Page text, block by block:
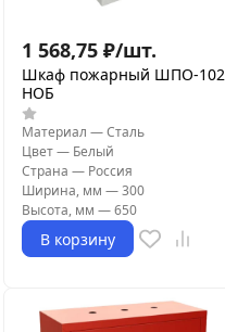
1 568,75 ₽/шт.
Шкаф пожарный ШПО-102
НОБ
Материал —Сталь
Цвет— Белый
Страна — Россия
Ширина, мм —300
Высота, мм —650
В корзину